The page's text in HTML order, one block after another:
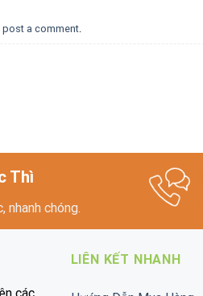
post a comment.
Thì
nhanh chóng.
LIÊN KẾT NHANH